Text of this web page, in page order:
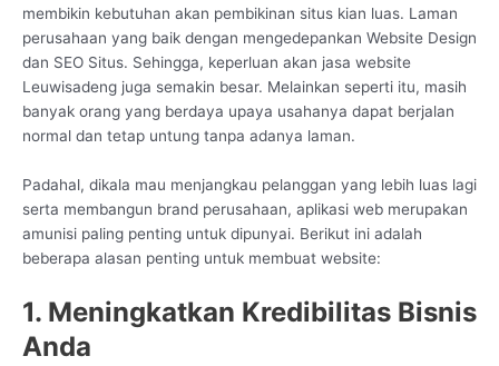
membikin kebutuhan akan pembikinan situs kian luas. Laman
perusahaan yang baik dengan mengedepankan Website Design
dan SEO Situs. Sehingga, keperluan akan jasa website
Leuwisadeng juga semakin besar. Melainkan seperti itu, masih
banyak orang yang berdaya upaya usahanya dapat berjalan
normal dan tetap untung tanpa adanya laman.
Padahal, dikala mau menjangkau pelanggan yang lebih luas lagi
serta membangun brand perusahaan, aplikasi web merupakan
amunisi paling penting untuk dipunyai. Berikut ini adalah
beberapa alasan penting untuk membuat website:
1. Meningkatkan Kredibilitas Bisnis
Anda